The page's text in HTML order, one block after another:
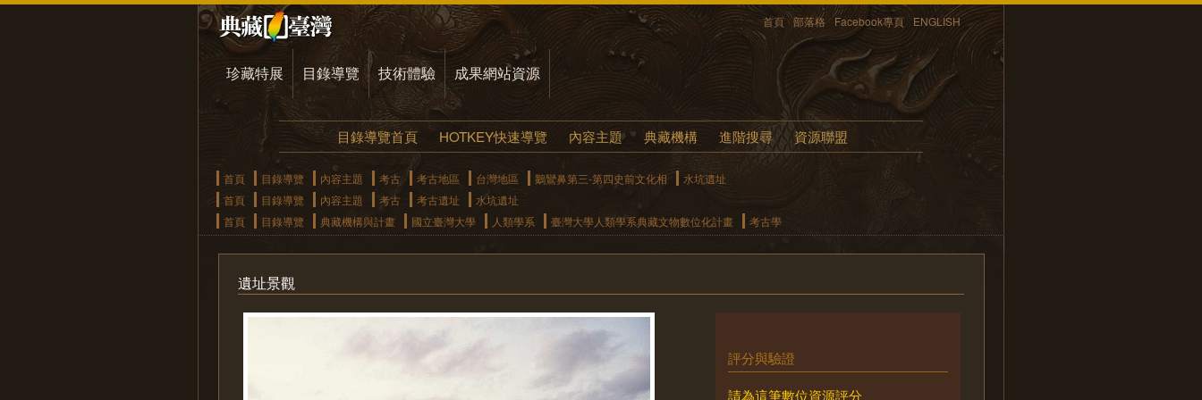
首頁 部落格 Facebook專頁 ENGLISH
珍藏特展 目錄導覽 技術體驗 成果網站資源
目錄導覽首頁 HOTKEY快速導覽 內容主題 典藏機構 進階搜尋 資源聯盟
首頁 目錄導覽 內容主題 考古 考古地區 台灣地區 鵝鸞鼻第三-第四史前文化相
水坑遺址
首頁
目錄導覽 內容主題 考古 考古遺址
水坑遺址
首頁
目錄導覽 典藏機構與計畫 國立臺灣大學 人類學系 臺灣大學人類學系典藏文物數位化計畫 考古學
遺址景觀
評分與驗證
請為這筆數位資源評分